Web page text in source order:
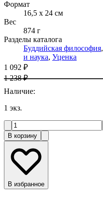
Формат
16,5 x 24 см
Вес
874 г
Разделы каталога
Буддийская философия,
и наука, Уценка
1 092 ₽
1 238 ₽
Наличие:
1 экз.
В корзину
В избранное